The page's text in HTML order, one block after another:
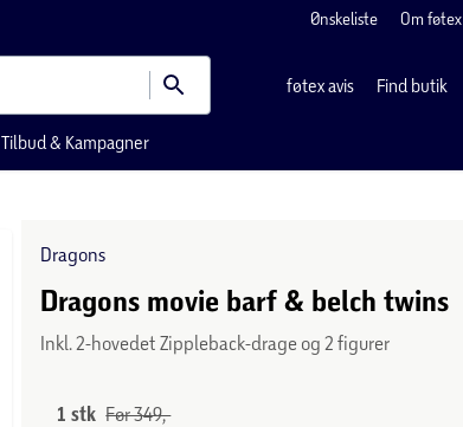
Ønskeliste Om føtex
føtex avis Find butik
Tilbud & Kampagner
Dragons
Dragons movie barf & belch twins
Inkl. 2-hovedet Zippleback-drage og 2 figurer
1 stk Før 349,-